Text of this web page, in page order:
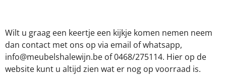
Wilt u graag een keertje een kijkje komen nemen neem
dan contact met ons op via email of whatsapp,
info@meubelshalewijn.be of 0468/275114. Hier op de
website kunt u altijd zien wat er nog op voorraad is.